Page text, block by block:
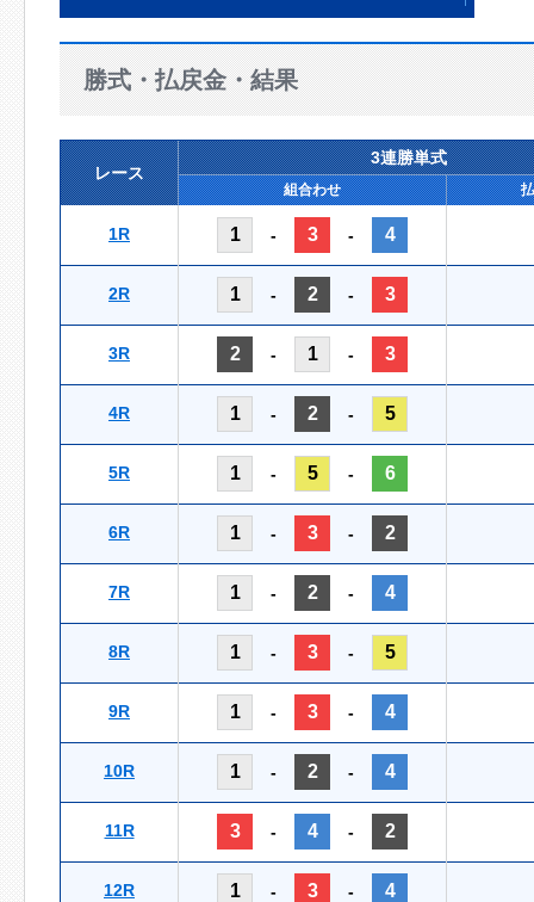
勝式・払戻金・結果
レース
3連勝単式
組合わせ
1R 1 - 3 - 4
2R 1 - 2 - 3
3R 2 - 1 - 3
4R 1 - 2 - 5
5R 1 - 5 - 6
6R 1 - 3 - 2
7R 1 - 2 - 4
8R 1 - 3 - 5
9R 1 - 3 - 4
10R 1 - 2 - 4
11R 3 - 4 - 2
12R 1 - 3 - 4